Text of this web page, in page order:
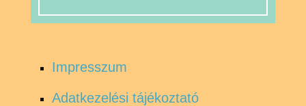
Impresszum
Adatkezelési tájékoztató